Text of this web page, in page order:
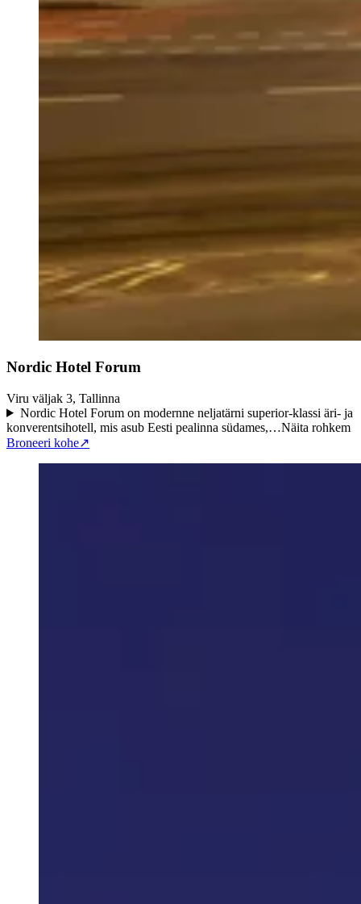
Nordic Hotel Forum
Viru väljak 3, Tallinna
Nordic Hotel Forum on modernne neljatärni superior-klassi äri- ja
konverentsihotell, mis asub Eesti pealinna südames,…Näita rohkem
Broneeri kohe↗